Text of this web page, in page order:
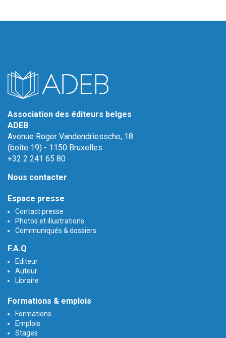
Association des éditeurs belges
ADEB
Avenue Roger Vandendriessche, 18
(boîte 19) - 1150 Bruxelles
+32 2 241 65 80
Nous contacter
Espace presse
Contact presse
Photos et illustrations
Communiqués & dossiers
F.A.Q
Editeur
Auteur
Libraire
Formations & emplois
Formations
Emplois
Stages